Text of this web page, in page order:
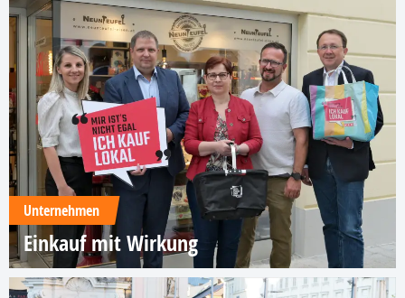
Unternehmen
Einkauf mit Wirkung